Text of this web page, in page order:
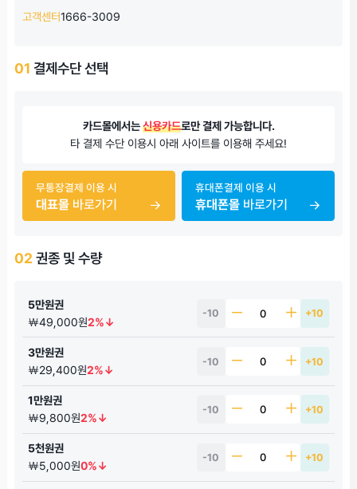
고객센터1666-3009
01 결제수단 선택
카드몰에서는신용카드로만 결제 가능합니다.
타 결제 수단 이용시 아래 사이트를 이용해 주세요!
무통장결제 이용 시
대표몰바로가기
휴대폰결제 이용 시
휴대폰몰 바로가기
02 권종 및 수량
5만원권
￦49,000원2%↓
-10 +10
3만원권
￦29,400원2%↓
-10 +10
1만원권
￦9,800원2%↓
-10 +10
5천원권
￦5,000원0%↓
-10 +10